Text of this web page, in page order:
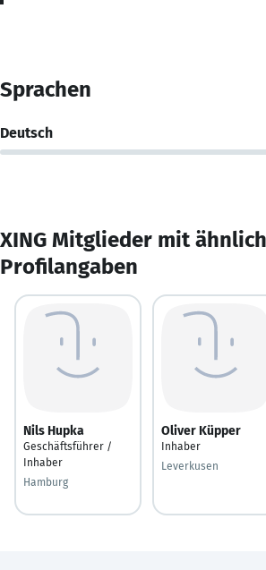
Sprachen
Deutsch
XING Mitglieder mit
Profilangaben
Nils Hupka
Geschäftsführer /
Inhaber
Hamburg
Oliver Küpper
Inhaber
Leverkusen